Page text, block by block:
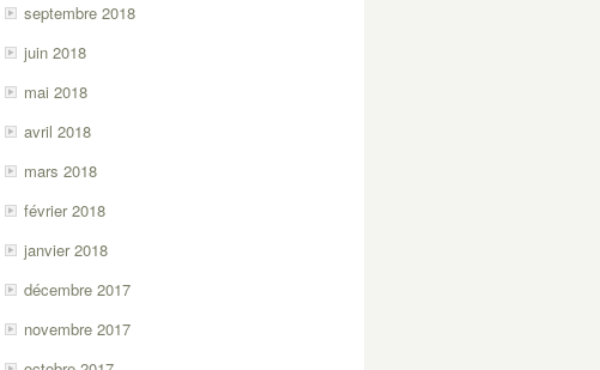
septembre 2018
juin 2018
mai 2018
avril 2018
mars 2018
février 2018
janvier 2018
décembre 2017
novembre 2017